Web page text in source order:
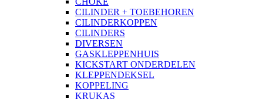
CILINDER + TOEBEHOREN
CILINDERKOPPEN
CILINDERS
DIVERSEN
GASKLEPPENHUIS
KICKSTART ONDERDELEN
KLEPPENDEKSEL
KOPPELING
KRUKAS